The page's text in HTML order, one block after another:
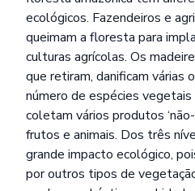
ecológicos. Fazendeiros e
queimam a floresta para
culturas agrícolas. Os
que retiram, danificam várias
número de espécies vegetais
coletam vários produtos
frutos e animais. Dos três
grande impacto ecológico,
por outros tipos de